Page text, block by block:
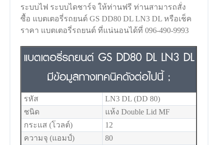
ระบบไฟ ระบบไดชาร์จ ให้ท่านฟรี ท่านสามารถสั่ง
ซื้อ แบตเตอรี่รถยนต์ GS DD80 DL LN3 DL หรือเช็ค
ราคา แบตเตอรี่รถยนต์ ที่แน่นอนได้ที่ 096-490-9993
แบตเตอรี่รถยนต์ GS DD80 DL LN3 DL
มีข้อมูลทางเทคนิคดังต่อไปนี้ ;
รหัส
LN3 DL (DD 80)
ชนิด
แห้ง Double Lid MF
กระแส (โวลต์)
12
ความจุ (แอมป์)
80